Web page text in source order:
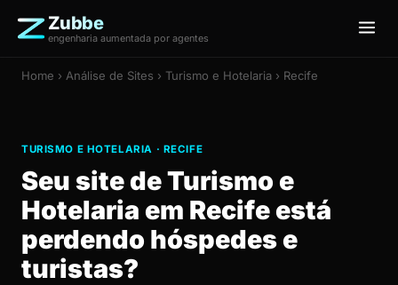
Zubbe
engenharia aumentada por agentes
Home › Análise de Sites › Turismo e Hotelaria › Recife
TURISMO E HOTELARIA · RECIFE
Seu site de Turismo e
Hotelaria em Recife está
perdendo hóspedes e
turistas?